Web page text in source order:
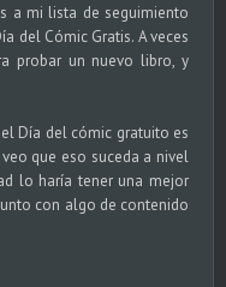
a mi lista de seguimiento
del Cómic Gratis. A veces
probar un nuevo libro, y
Día del cómic gratuito es
que eso suceda a nivel
lo haría tener una mejor
con algo de contenido